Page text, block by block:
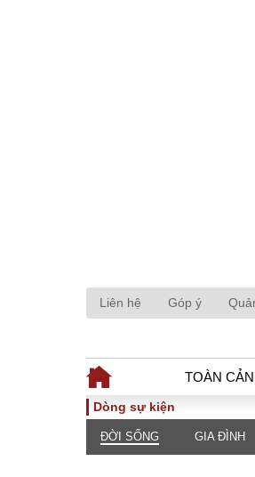
Liên hệ Góp ý
TOÀN
TOÀN CẢNH
Dòng sự kiện
ĐỜI SỐNG GIA ĐÌNH